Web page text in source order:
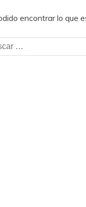
encontrar lo que